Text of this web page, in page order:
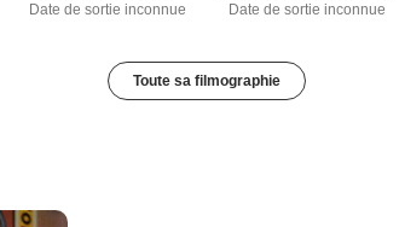
Date de sortie inconnue Date de sortie inconnue
Toute sa filmographie